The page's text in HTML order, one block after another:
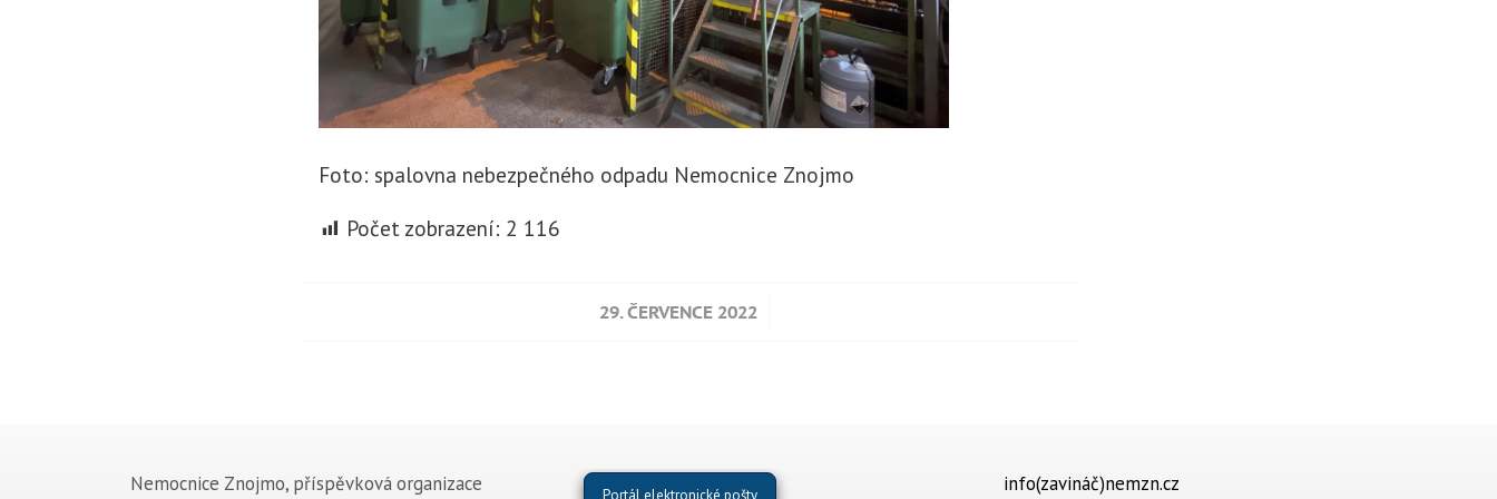
Foto: spalovna nebezpečného odpadu Nemocnice Znojmo
Počet zobrazení: 2 116
29. ČERVENCE 2022
/
Nemocnice Znojmo, příspěvková organizace info(zavináč)nemzn.cz